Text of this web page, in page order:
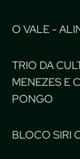
O VALE -
TRIO DA
MENEZES E
PONGO
BLOCO SIRI